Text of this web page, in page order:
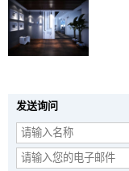
发送询问